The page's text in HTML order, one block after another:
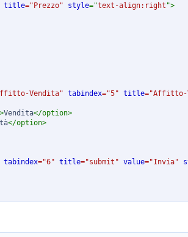
title="Prezzo" style="text-align: right ">
Vendita" tabindex="5" title="Affitto-
>Vendita</option>
</option>
tabindex="6" title="submit " value="Invia"